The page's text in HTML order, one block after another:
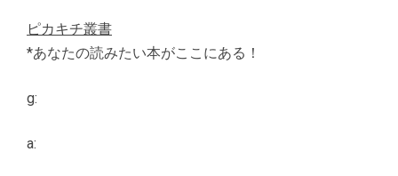
ピカキチ叢書
*あなたの読みたい本がここにある！
g:
a: